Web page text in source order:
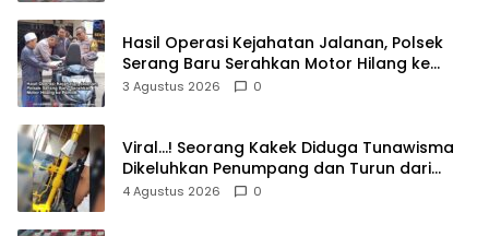
Hasil Operasi Kejahatan Jalanan, Polsek
Serang Baru Serahkan Motor Hilang ke
Pemilik
3 Agustus 2026 0
Viral…! Seorang Kakek Diduga Tunawisma
Dikeluhkan Penumpang dan Turun dari
TransJakarta Karena Bau Badan
4 Agustus 2026 0